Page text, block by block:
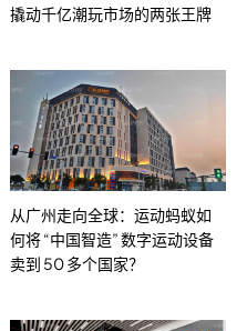
撬动千亿潮玩市场的两张王牌
从广州走向全球：运动蚂蚁如
何将 “中国智造” 数字运动设备
卖到 50 多个国家？